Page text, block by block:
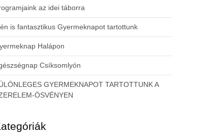
az idei táborra
is fantasztikus Gyermeknapot tartottunk
Halápon
Csíksomlyón
GYERMEKNAPOT TARTOTTUNK A
ÖSVÉNYEN